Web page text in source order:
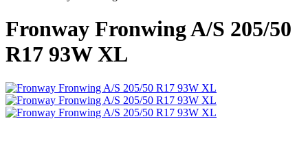
Fronway Fronwing A/S 205/50
R17 93W XL